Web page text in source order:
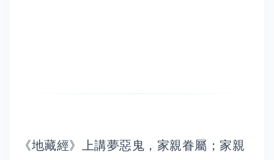
《地藏經》上講夢惡鬼，家親眷屬；家親